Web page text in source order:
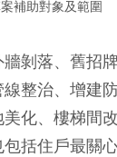
補助對象及範圍
剝落、舊招
整治、增建
化、樓梯間
括住戶最關